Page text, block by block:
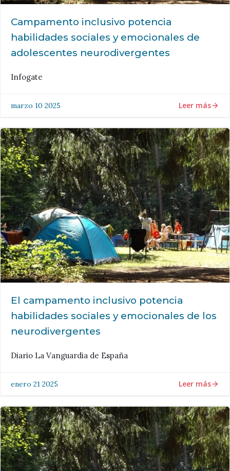
Campamento inclusivo potencia
habilidades sociales y emocionales de
adolescentes neurodivergentes
Infogate
marzo 10 2025 Leer más
El campamento inclusivo potencia
habilidades sociales y emocionales de los
neurodivergentes
Diario La Vanguardia de España
enero 21 2025 Leer más